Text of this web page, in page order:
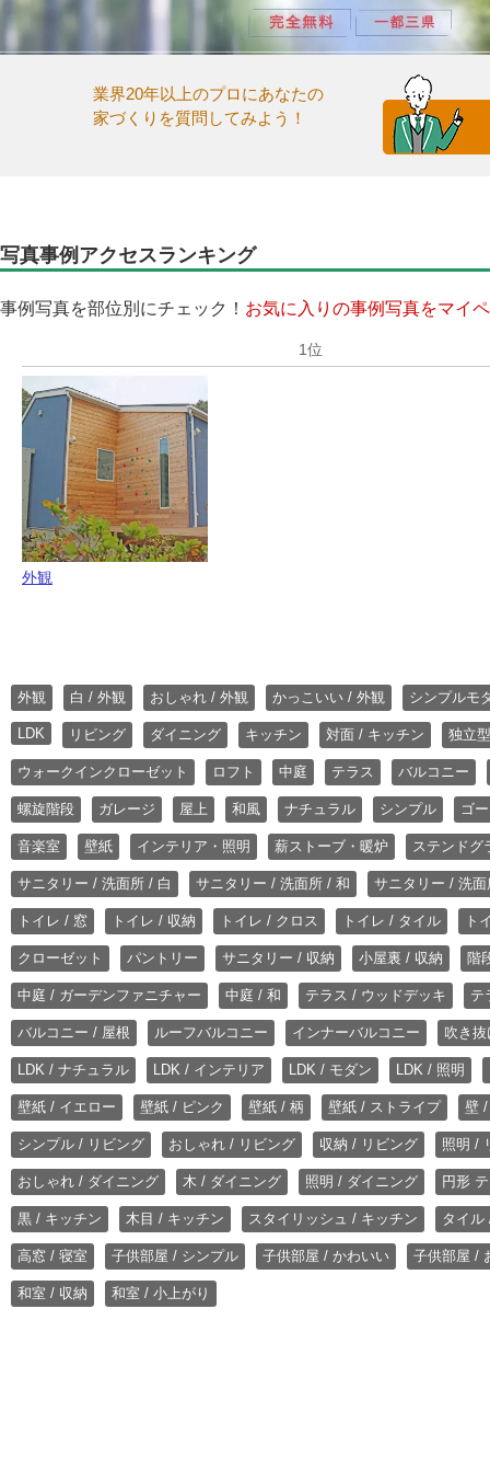
業界20年以上のプロにあなたの
家づくりを質問してみよう！
写真事例アクセスランキング
事例写真を部位別にチェック！ お気に入りの事例写真をマイ
外観
外観 白 / 外観 おしゃれ / 外観 かっこいい / 外観 シンプルモ
LDK リビング ダイニング キッチン 対面 / キッチン 独立
ウォークインクローゼット ロフト 中庭 テラス バルコニー
螺旋階段 ガレージ 屋上 和風 ナチュラル シンプル ゴ
音楽室 壁紙 インテリア・照明 薪ストーブ・暖炉 ステンドグ
サニタリー / 洗面所 / 白 サニタリー / 洗面所 / 和 サニタリー / 洗
トイレ / 窓 トイレ / 収納 トイレ / クロス トイレ / タイル ト
クローゼット パントリー サニタリー / 収納 小屋裏 / 収納 階
中庭 / ガーデンファニチャー 中庭 / 和 テラス / ウッドデッキ テ
バルコニー / 屋根 ルーフバルコニー インナーバルコニー 吹き
LDK / ナチュラル LDK / インテリア LDK / モダン LDK / 照明
壁紙 / イエロー 壁紙 / ピンク 壁紙 / 柄 壁紙 / ストライプ 壁
シンプル / リビング おしゃれ / リビング 収納 / リビング 照明 /
おしゃれ / ダイニング 木 / ダイニング 照明 / ダイニング 円形
黒 / キッチン 木目 / キッチン スタイリッシュ / キッチン タイル
高窓 / 寝室 子供部屋 / シンプル 子供部屋 / かわいい 子供部屋 /
和室 / 収納 和室 / 小上がり